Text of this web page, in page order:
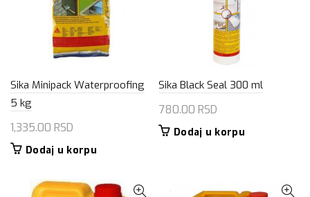
Sika Minipack Waterproofing
5 kg
1,335.00 RSD
Dodaj u korpu
Sika Black Seal 300 ml
780.00 RSD
Dodaj u korpu